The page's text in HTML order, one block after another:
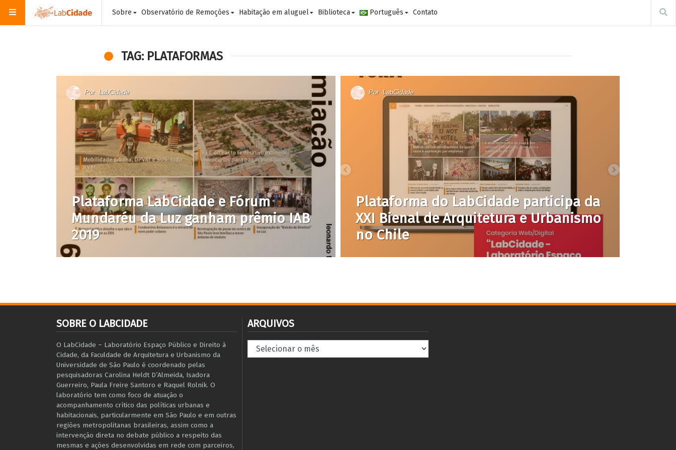
Sobre Observatório de Remoções Habitação em aluguel Biblioteca Português Contato
TAG: PLATAFORMAS
Por LabCidade
Plataforma LabCidade e Fórum
Mundaréu da Luz ganham prêmio IAB
2019
Por LabCidade
Plataforma do LabCidade participa da
XXI Bienal de Arquitetura e Urbanismo
no Chile
SOBRE O LABCIDADE
O LabCidade – Laboratório Espaço Público e Direito à
Cidade, da Faculdade de Arquitetura e Urbanismo da
Universidade de São Paulo é coordenado pelas
pesquisadoras Carolina Heldt D’Almeida, Isadora
Guerreiro, Paula Freire Santoro e Raquel Rolnik. O
laboratório tem como foco de atuação o
acompanhamento crítico das políticas urbanas e
habitacionais, particularmente em São Paulo e ​em outras
regiões metropolitanas brasileiras, assim como a
intervenção direta no debate público a respeito das
mesmas e ações desenvolvidas em r​e​de com parceiros,
ARQUIVOS
Arquivos